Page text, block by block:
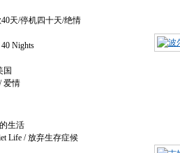
/停机四十天/绝情
Nights
情
生活
/ 放弃生存症候